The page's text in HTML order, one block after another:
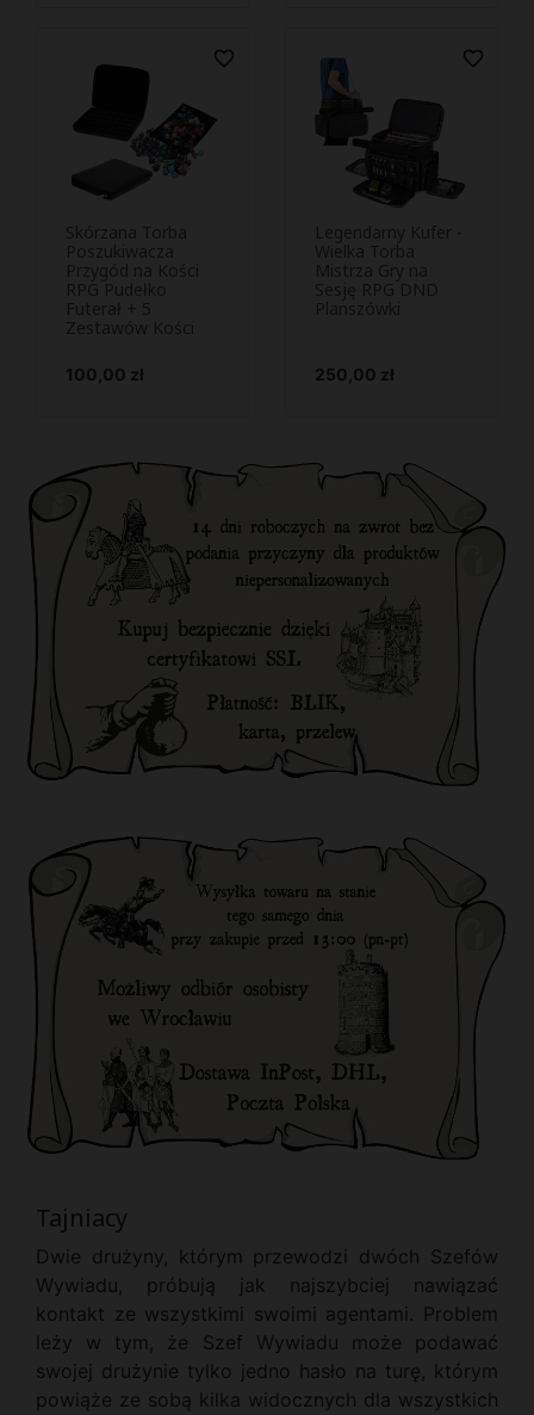
Podejrzyj i
kup
Skórzana Torba
Poszukiwacza
Przygód na Kości
RPG Pudełko
Futerał + 5
Zestawów Kości
favorite_border
Cena
100,00 zł
Podejrzyj i
kup
Legendarny Kufer -
Wielka Torba
Mistrza Gry na
Sesję RPG DND
Planszówki
favorite_border
Cena
250,00 zł
Tajniacy
Dwie drużyny, którym przewodzi dwóch Szefów
Wywiadu, próbują jak najszybciej nawiązać
kontakt ze wszystkimi swoimi agentami. Problem
leży w tym, że Szef Wywiadu może podawać
swojej drużynie tylko jedno hasło na turę, którym
powiąże ze sobą kilka widocznych dla wszystkich